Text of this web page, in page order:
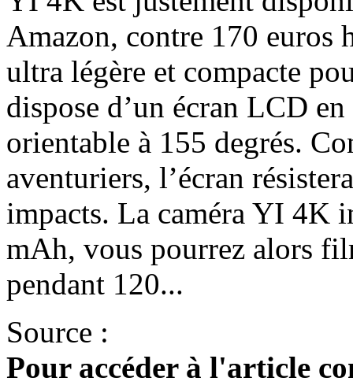
Amazon, contre 170 euros
ultra légère et compacte
dispose d’un écran LCD
orientable à 155 degrés.
aventuriers, l’écran
impacts. La caméra YI 4K
mAh, vous pourrez alors
pendant 120...
Source :
Pour accéder à l'article